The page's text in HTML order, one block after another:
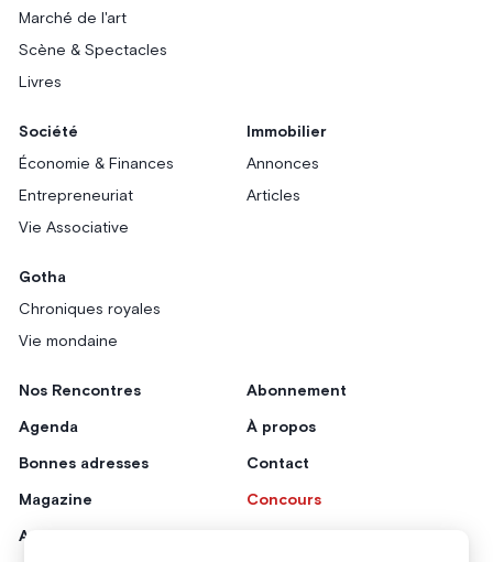
Marché de l'art
Scène & Spectacles
Livres
Société
Économie & Finances
Entrepreneuriat
Vie Associative
Immobilier
Annonces
Articles
Gotha
Chroniques royales
Vie mondaine
Nos Rencontres
Agenda
Bonnes adresses
Magazine
Annonceurs
Abonnement
À propos
Contact
Concours